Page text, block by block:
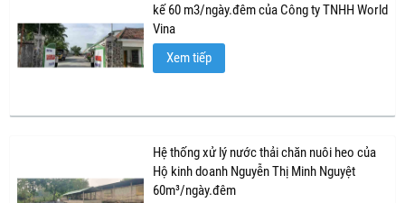
kế 60 m3/ngày.đêm của Công ty TNHH World
Vina
Xem tiếp
Hệ thống xử lý nước thải chăn nuôi heo của
Hộ kinh doanh Nguyễn Thị Minh Nguyệt
60m³/ngày.đêm